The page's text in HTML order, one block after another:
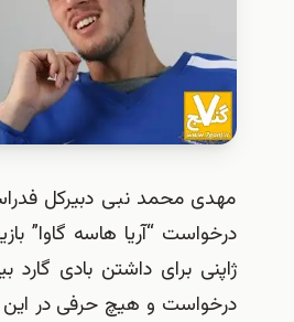
مهدی محمد نبی دبیرکل
درخواست “آریا هاسه گاوا”
ژاپنی برای داشتن بادی گارد
درخواست و هیچ حرفی در این